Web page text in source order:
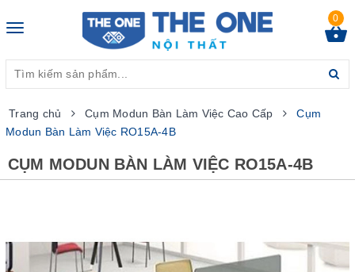
Toggle
0
Trang chủ Cụm Modun Bàn Làm Việc Cao Cấp
Cụm
Modun Bàn Làm Việc RO15A-4B
CỤM MODUN BÀN LÀM VIỆC RO15A-4B